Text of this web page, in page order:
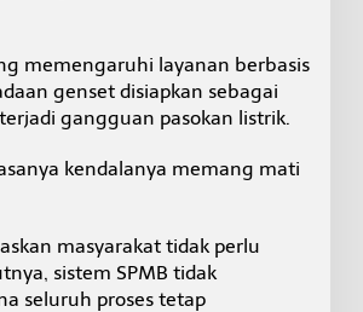
memengaruhi layanan berbasis
genset disiapkan sebagai
gangguan pasokan listrik.
kendalanya memang mati
masyarakat tidak perlu
sistem SPMB tidak
seluruh proses tetap